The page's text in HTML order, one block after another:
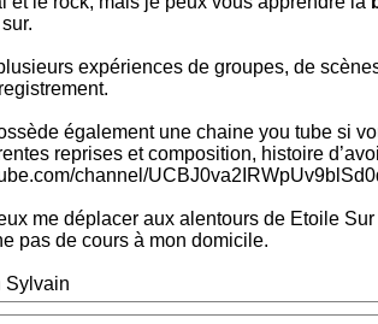
expériences de groupes, de
également une chaine you tube si
reprises et composition, histoire
channel/
me déplacer aux alentours de Etoile
pas de cours à mon domicile.
Sylvain